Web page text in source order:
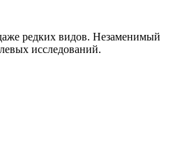
редких видов. Незаменимый
исследований.